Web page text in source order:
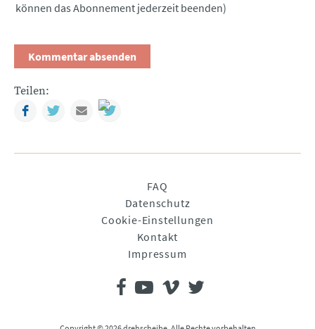
können das Abonnement jederzeit beenden)
Teilen:
FacebookTwitterMail
FAQ
Datenschutz
Cookie-Einstellungen
Kontakt
Impressum